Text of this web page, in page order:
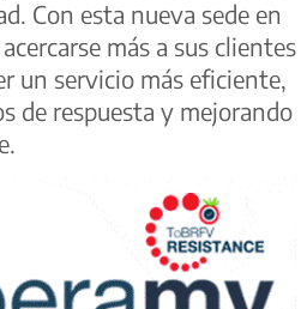
Con esta nueva sede en
más a sus clientes
un servicio más eficiente,
de respuesta y mejorando